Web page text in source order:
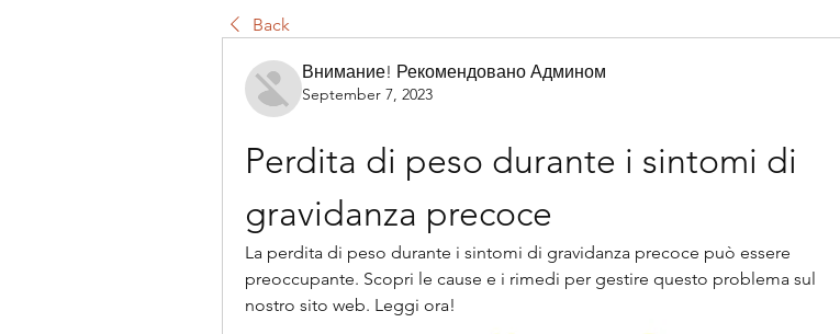
Back
Внимание! Рекомендовано Админом
September 7, 2023
Perdita di peso durante i sintomi di
gravidanza precoce
La perdita di peso durante i sintomi di gravidanza precoce può essere
preoccupante. Scopri le cause e i rimedi per gestire questo problema sul
nostro sito web. Leggi ora!